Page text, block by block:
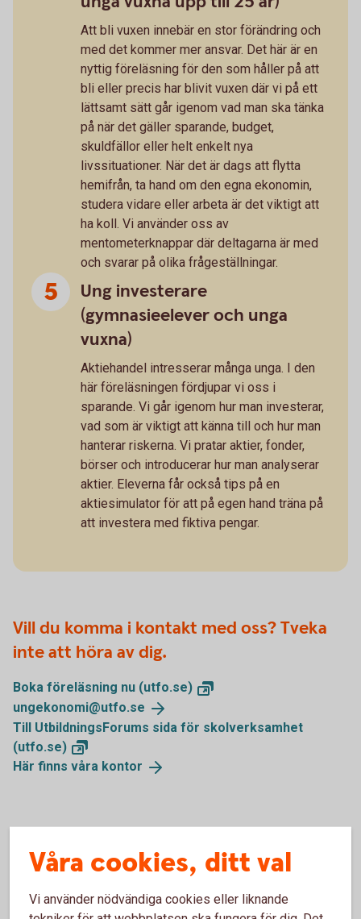
Att bli vuxen innebär en stor förändring och
med det kommer mer ansvar. Det här är en
nyttig föreläsning för den som håller på att
bli eller precis har blivit vuxen där vi på ett
lättsamt sätt går igenom vad man ska tänka
på när det gäller sparande, budget,
skuldfällor eller helt enkelt nya
livssituationer. När det är dags att flytta
hemifrån, ta hand om den egna ekonomin,
studera vidare eller arbeta är det viktigt att
ha koll. Vi använder oss av
mentometerknappar där deltagarna är med
och svarar på olika frågeställningar.
Ung investerare
(gymnasieelever och unga
vuxna)
Aktiehandel intresserar många unga. I den
här föreläsningen fördjupar vi oss i
sparande. Vi går igenom hur man investerar,
vad som är viktigt att känna till och hur man
hanterar riskerna. Vi pratar aktier, fonder,
börser och introducerar hur man analyserar
aktier. Eleverna får också tips på en
aktiesimulator för att på egen hand träna på
att investera med fiktiva pengar.
Vill du komma i kontakt med oss? Tveka
inte att höra av dig.
Boka föreläsning nu (utfo.se)
ungekonomi@utfo.se
Till UtbildningsForums sida för skolverksamhet
(utfo.se)
Här finns våra kontor
Teasers från våra föreläsningar
Säkerhet
Våra cookies, ditt val
Vi använder nödvändiga cookies eller liknande